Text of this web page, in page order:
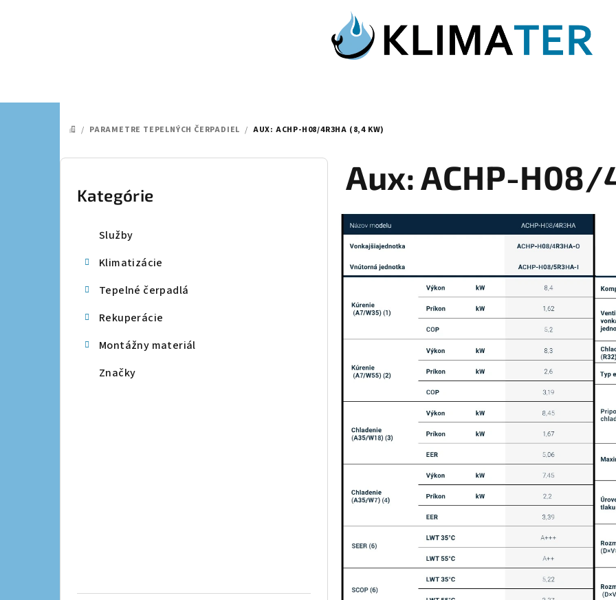
DOMOV
/ PARAMETRE TEPELNÝCH ČERPADIEL / AUX: ACHP-H08/4R3HA (8,4 KW)
Preskočiť
kategórie
Kategórie
Služby
Klimatizácie
Tepelné čerpadlá
Rekuperácie
Montážny materiál
Značky
Aux: ACHP-